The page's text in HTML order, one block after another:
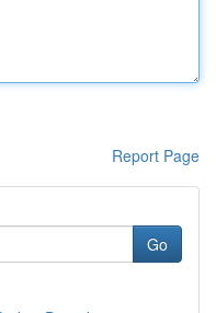
Report Page
Go